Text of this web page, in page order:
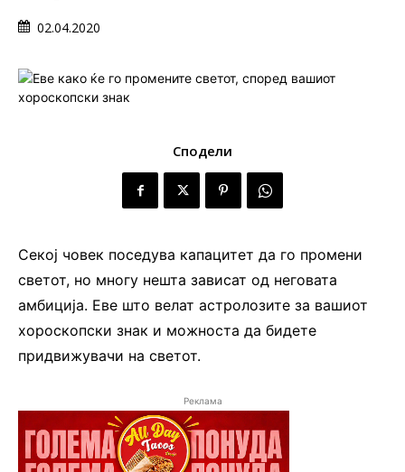
02.04.2020
Сподели
Секој човек поседува капацитет да го промени
светот, но многу нешта зависат од неговата
амбиција. Еве што велат астролозите за вашиот
хороскопски знак и можноста да бидете
придвижувачи на светот.
Реклама